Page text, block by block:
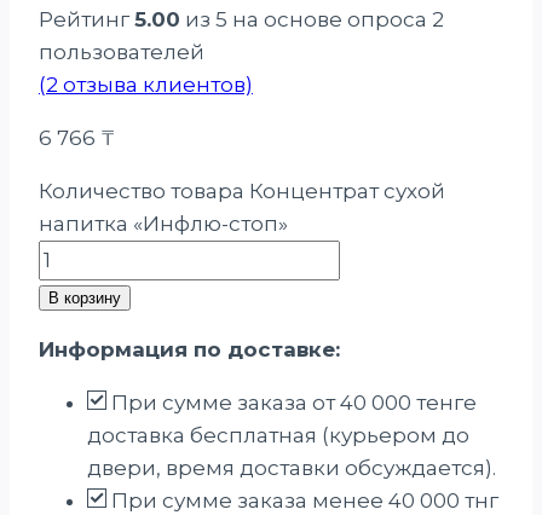
Рейтинг5.00 из 5 на основе опроса 2
пользователей
(2 отзыва клиентов)
6 766 ₸
Количество товара Концентрат сухой
напитка «Инфлю-стоп»
В корзину
Информация по доставке:
При сумме заказа от 40 000 тенге
доставка бесплатная (курьером до
двери, время доставки обсуждается).
При сумме заказа менее 40 000 тнг